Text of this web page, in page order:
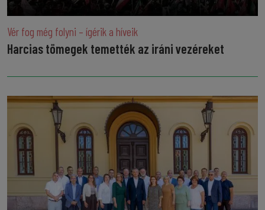
Vér fog még folyni – ígérik a híveik
Harcias tömegek temették az iráni vezéreket